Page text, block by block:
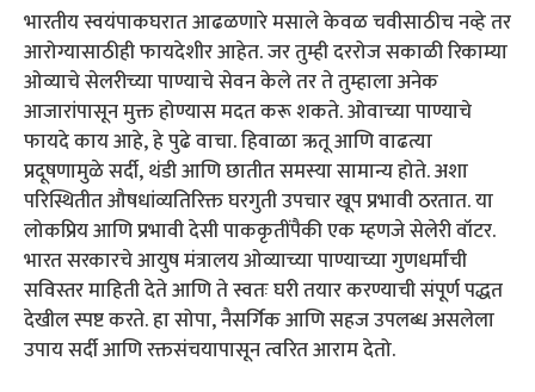
भारतीय स्वयंपाकघरात आढळणारे मसाले केवळ चवीसाठीच नव्हे तर
आरोग्यासाठीही फायदेशीर आहेत. जर तुम्ही दररोज सकाळी रिकाम्या
ओव्याचे सेलरीच्या पाण्याचे सेवन केले तर ते तुम्हाला अनेक
आजारांपासून मुक्त होण्यास मदत करू शकते. ओवाच्या पाण्याचे
फायदे काय आहे, हे पुढे वाचा. हिवाळा ऋतू आणि वाढत्या
प्रदूषणामुळे सर्दी, थंडी आणि छातीत समस्या सामान्य होते. अशा
परिस्थितीत औषधांव्यतिरिक्त घरगुती उपचार खूप प्रभावी ठरतात. या
लोकप्रिय आणि प्रभावी देसी पाककृतींपैकी एक म्हणजे सेलेरी वॉटर.
भारत सरकारचे आयुष मंत्रालय ओव्याच्या पाण्याच्या गुणधर्मांची
सविस्तर माहिती देते आणि ते स्वतः घरी तयार करण्याची संपूर्ण पद्धत
देखील स्पष्ट करते. हा सोपा, नैसर्गिक आणि सहज उपलब्ध असलेला
उपाय सर्दी आणि रक्तसंचयापासून त्वरित आराम देतो.